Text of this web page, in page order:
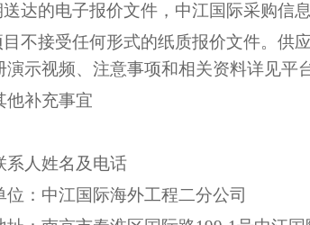
送达的电子报价文件，中江国际采购信
目不接受任何形式的纸质报价文件。供
演示视频、注意事项和相关资料详见平
他补充事宜
系人姓名及电话
位：中江国际海外工程二分公司